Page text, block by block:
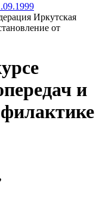
Иркутская
от
и